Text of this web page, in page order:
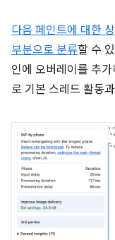
다음 페인트에 대한
부분으로 분류할 수
인에 오버레이를 추
로 기본 스레드 활동